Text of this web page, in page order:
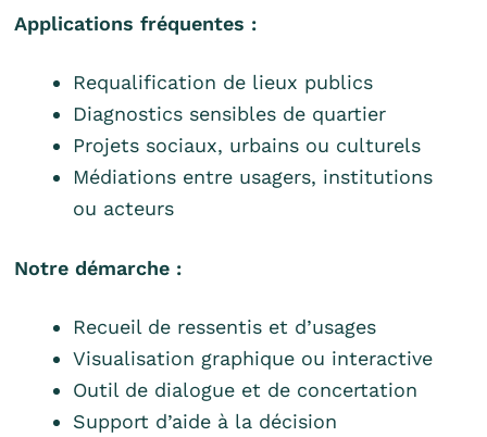
Applications fréquentes :
Requalification de lieux publics
Diagnostics sensibles de quartier
Projets sociaux, urbains ou culturels
Médiations entre usagers, institutions
ou acteurs
Notre démarche :
Recueil de ressentis et d’usages
Visualisation graphique ou interactive
Outil de dialogue et de concertation
Support d’aide à la décision